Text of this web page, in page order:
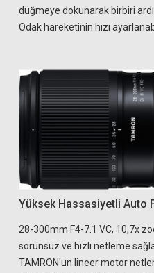
düğmeye dokunarak birbiri
Odak hareketinin hızı
Yüksek Hassasiyetli Auto
28-300mm F4-7.1 VC, 10,7x
sorunsuz ve hızlı netleme
TAMRON'un lineer motor